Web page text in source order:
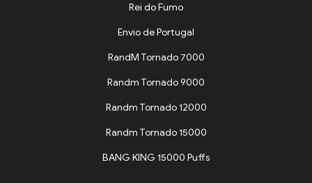
Rei do Fumo
Envio de Portugal
RandM Tornado 7000
Randm Tornado 9000
Randm Tornado 12000
Randm Tornado 15000
BANG KING 15000 Puffs